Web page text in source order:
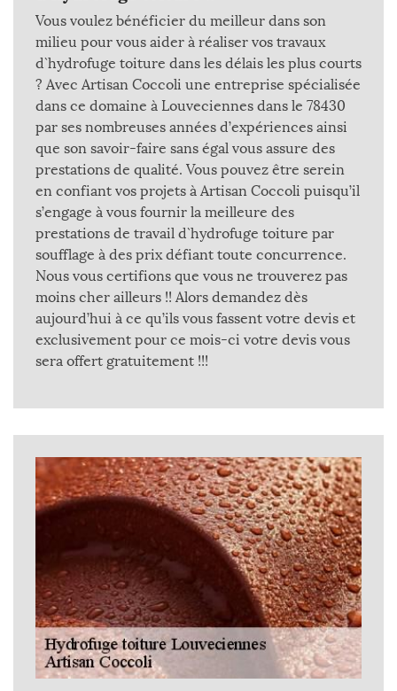
Vous voulez bénéficier du meilleur dans son
milieu pour vous aider à réaliser vos travaux
d`hydrofuge toiture dans les délais les plus courts
? Avec Artisan Coccoli une entreprise spécialisée
dans ce domaine à Louveciennes dans le 78430
par ses nombreuses années d’expériences ainsi
que son savoir-faire sans égal vous assure des
prestations de qualité. Vous pouvez être serein
en confiant vos projets à Artisan Coccoli puisqu’il
s’engage à vous fournir la meilleure des
prestations de travail d`hydrofuge toiture par
soufflage à des prix défiant toute concurrence.
Nous vous certifions que vous ne trouverez pas
moins cher ailleurs !! Alors demandez dès
aujourd’hui à ce qu’ils vous fassent votre devis et
exclusivement pour ce mois-ci votre devis vous
sera offert gratuitement !!!